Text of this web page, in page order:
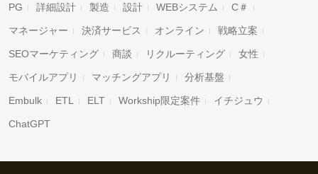
PG 詳細設計 製造 設計 WEBシステム C＃
マネージャー 決済サービス オンライン 戦略立案
SEOマーケティング 商談 リクルーティング 女性
モバイルアプリ マッチングアプリ 分析基盤
Embulk ETL ELT Workship限定案件 イチジュウ
ChatGPT